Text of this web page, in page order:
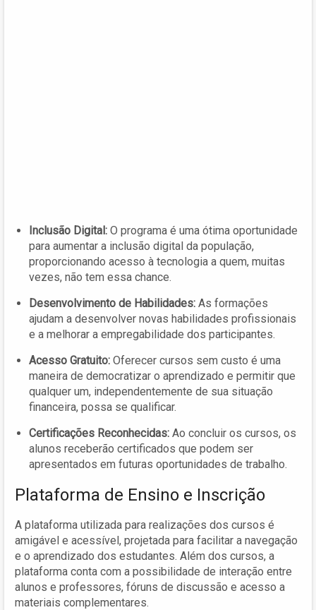
Inclusão Digital: O programa é uma ótima oportunidade
para aumentar a inclusão digital da população,
proporcionando acesso à tecnologia a quem, muitas
vezes, não tem essa chance.
Desenvolvimento de Habilidades: As formações
ajudam a desenvolver novas habilidades profissionais
e a melhorar a empregabilidade dos participantes.
Acesso Gratuito: Oferecer cursos sem custo é uma
maneira de democratizar o aprendizado e permitir que
qualquer um, independentemente de sua situação
financeira, possa se qualificar.
Certificações Reconhecidas: Ao concluir os cursos, os
alunos receberão certificados que podem ser
apresentados em futuras oportunidades de trabalho.
Plataforma de Ensino e Inscrição
A plataforma utilizada para realizações dos cursos é
amigável e acessível, projetada para facilitar a navegação
e o aprendizado dos estudantes. Além dos cursos, a
plataforma conta com a possibilidade de interação entre
alunos e professores, fóruns de discussão e acesso a
materiais complementares.